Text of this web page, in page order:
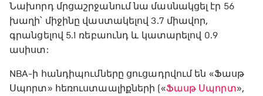
Նախորդ մրցաշրջանում նա մասնակցել էր 56
խաղի՝ միջինը վաստակելով 3.7 միավոր,
գրանցելով 5.1 ռեբաունդ և կատարելով 0.9
ասիստ:
NBA-ի հանդիպումները ցուցադրվում են «Ֆասթ
Սպորտ» հեռուստաալիքների («Ֆասթ Սպորտ»,